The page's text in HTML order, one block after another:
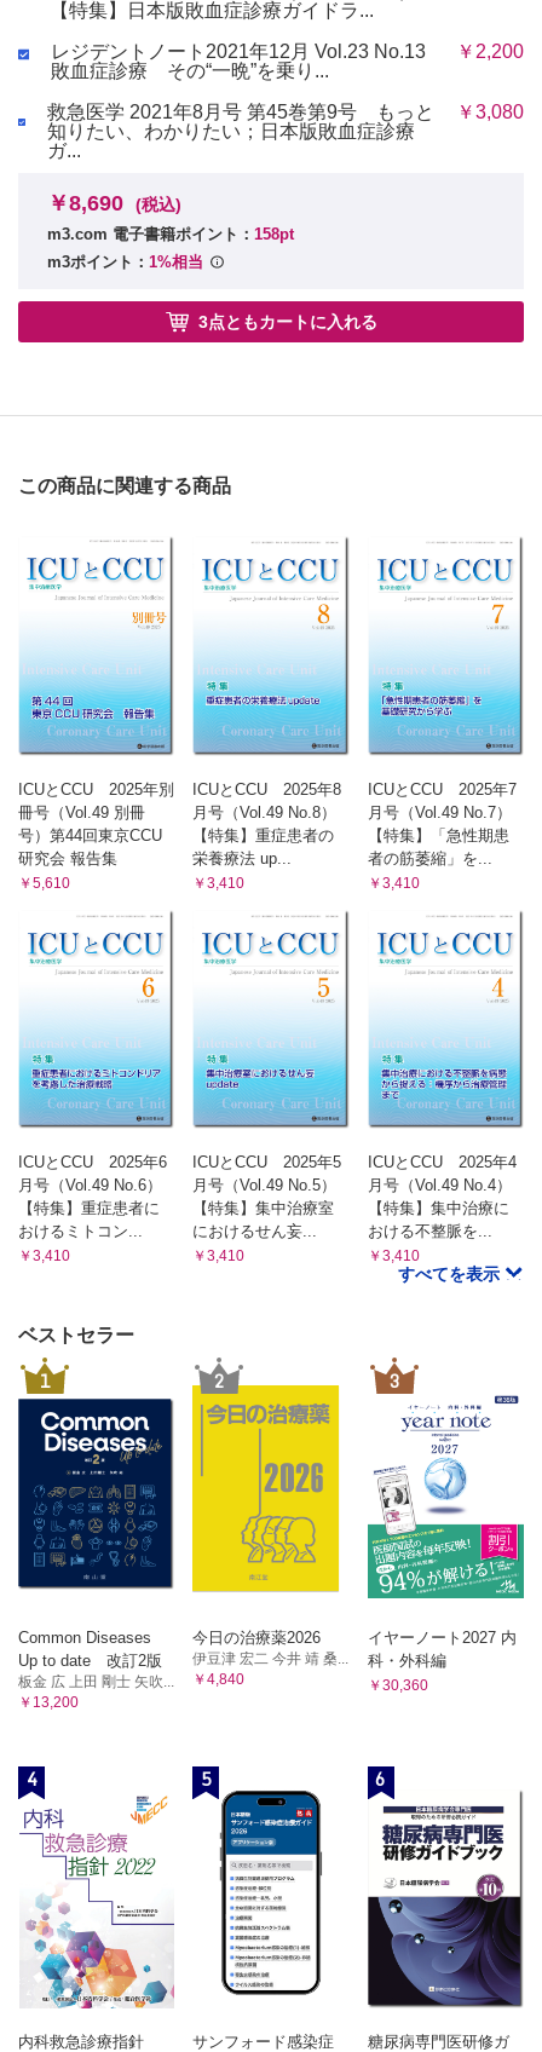
【特集】日本版敗血症診療ガイドラ...
レジデントノート2021年12月 Vol.23 No.13
敗血症診療 その“一晩”を乗り...
￥2,200
救急医学 2021年8月号 第45巻第9号 もっと
知りたい、わかりたい；日本版敗血症診療
ガ...
￥3,080
￥8,690 (税込)
m3.com 電子書籍ポイント： 158pt
m3ポイント： 1%相当
3点ともカートに入れる
この商品に関連する商品
ICUとCCU 2025年別
冊号（Vol.49 別冊
号）第44回東京CCU
研究会 報告集
￥5,610
ICUとCCU 2025年8
月号（Vol.49 No.8）
【特集】重症患者の
栄養療法 up...
￥3,410
ICUとCCU 2025年7
月号（Vol.49 No.7）
【特集】「急性期患
者の筋萎縮」を...
￥3,410
ICUとCCU 2025年6
月号（Vol.49 No.6）
【特集】重症患者に
おけるミトコン...
￥3,410
ICUとCCU 2025年5
月号（Vol.49 No.5）
【特集】集中治療室
におけるせん妄...
￥3,410
ICUとCCU 2025年4
月号（Vol.49 No.4）
【特集】集中治療に
おける不整脈を...
￥3,410
すべてを表示
ベストセラー
1
Common Diseases
Up to date 改訂2版
板金 広 上田 剛士 矢吹...
￥13,200
2
今日の治療薬2026
伊豆津 宏二 今井 靖 桑...
￥4,840
3
イヤーノート2027 内
科・外科編
￥30,360
4
内科救急診療指針
5
サンフォード感染症
6
糖尿病専門医研修ガ